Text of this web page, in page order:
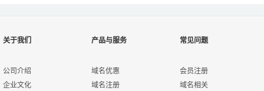
关于我们
公司介绍
企业文化
产品与服务
域名优惠
域名注册
常见问题
会员注册
域名相关